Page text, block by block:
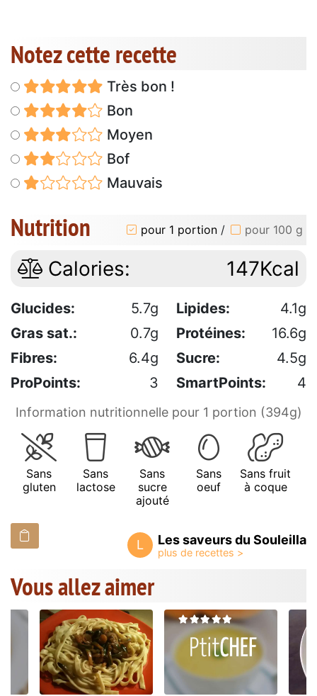
Notez cette recette
Très bon !
Bon
Moyen
Bof
Mauvais
Nutrition pour 1 portion / pour 100 g
Calories: 147Kcal
Glucides: 5.7g Lipides:
4.1g
Gras sat.:
0.7g Protéines:
16.6g
Fibres:
6.4g Sucre:
4.5g
ProPoints:
3 SmartPoints: 4
Information nutritionnelle pour 1 portion (394g)
Sans
gluten
Sans
lactose
Sans
sucre
ajouté
Sans
oeuf
Sans fruit
à coque
L Les saveurs du Souleilla
Vous allez aimer